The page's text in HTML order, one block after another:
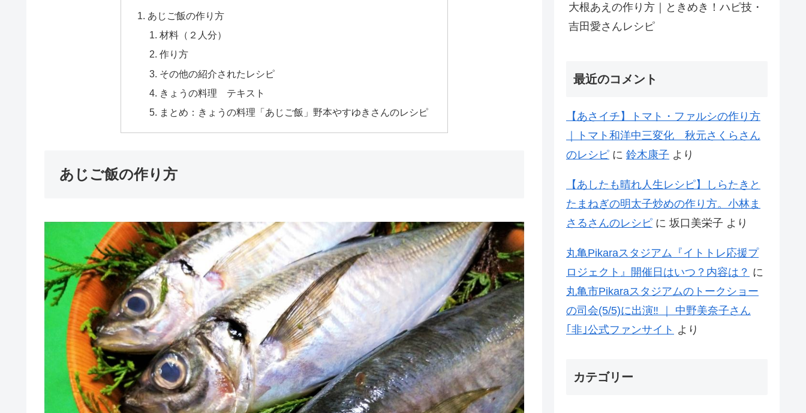
あじご飯の作り方
材料（２人分）
作り方
その他の紹介されたレシピ
きょうの料理 テキスト
まとめ：きょうの料理「あじご飯」野本やすゆきさんのレシピ
あじご飯の作り方
大根あえの作り方｜ときめき！ハピ技・
吉田愛さんレシピ
最近のコメント
【あさイチ】トマト・ファルシの作り方
｜トマト和洋中三変化 秋元さくらさん
のレシピ に 鈴木康子 より
【あしたも晴れ人生レシピ】しらたきと
たまねぎの明太子炒めの作り方。小林ま
さるさんのレシピ に 坂口美栄子 より
丸亀Pikaraスタジアム『イトトレ応援プ
ロジェクト』開催日はいつ？内容は？ に
丸亀市Pikaraスタジアムのトークショー
の司会(5/5)に出演‼ ｜ 中野美奈子さん
｢非｣公式ファンサイト より
カテゴリー